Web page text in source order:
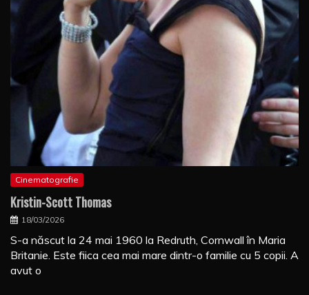
Cinematografie
Kristin-Scott Thomas
18/03/2026
S-a născut la 24 mai 1960 la Redruth, Cornwall în Maria
Britanie. Este fiica cea mai mare dintr-o familie cu 5 copii. A
avut o